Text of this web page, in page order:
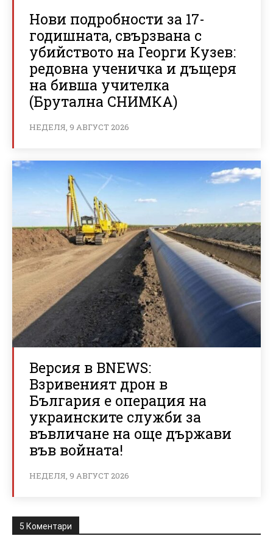
Нови подробности за 17-
годишната, свързвана с
убийството на Георги Кузев:
редовна ученичка и дъщеря
на бивша учителка
(Брутална СНИМКА)
НЕДЕЛЯ, 9 АВГУСТ 2026
Версия в BNEWS:
Взривеният дрон в
България е операция на
украинските служби за
въвличане на още държави
във войната!
НЕДЕЛЯ, 9 АВГУСТ 2026
5 Коментари